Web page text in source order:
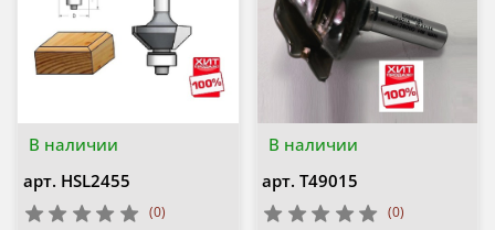
В наличии
арт. HSL2455
(0)
В наличии
арт. T49015
(0)